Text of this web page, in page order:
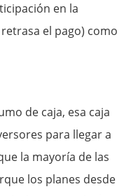
en la
el pago) como
de caja, esa caja
para llegar a
la mayoría de las
los planes desde